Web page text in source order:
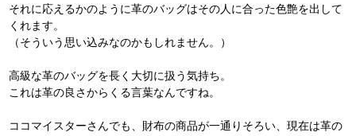
それに応えるかのように革のバッグはその人に合った色艶を出して
くれます。
（そういう思い込みなのかもしれません。）
高級な革のバッグを長く大切に扱う気持ち。
これは革の良さからくる言葉なんですね。
ココマイスターさんでも、財布の商品が一通りそろい、現在は革の